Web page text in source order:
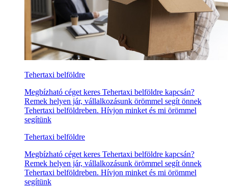
Tehertaxi belföldre
Megbízható céget keres Tehertaxi belföldre kapcsán?
Remek helyen jár, vállalkozásunk örömmel segít önnek
Tehertaxi belföldreben. Hívjon minket és mi örömmel
segítünk
Tehertaxi belföldre
Megbízható céget keres Tehertaxi belföldre kapcsán?
Remek helyen jár, vállalkozásunk örömmel segít önnek
Tehertaxi belföldreben. Hívjon minket és mi örömmel
segítünk